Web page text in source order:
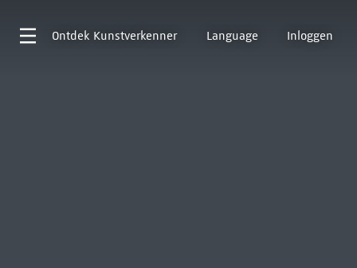
Ontdek Kunstverkenner Language Inloggen